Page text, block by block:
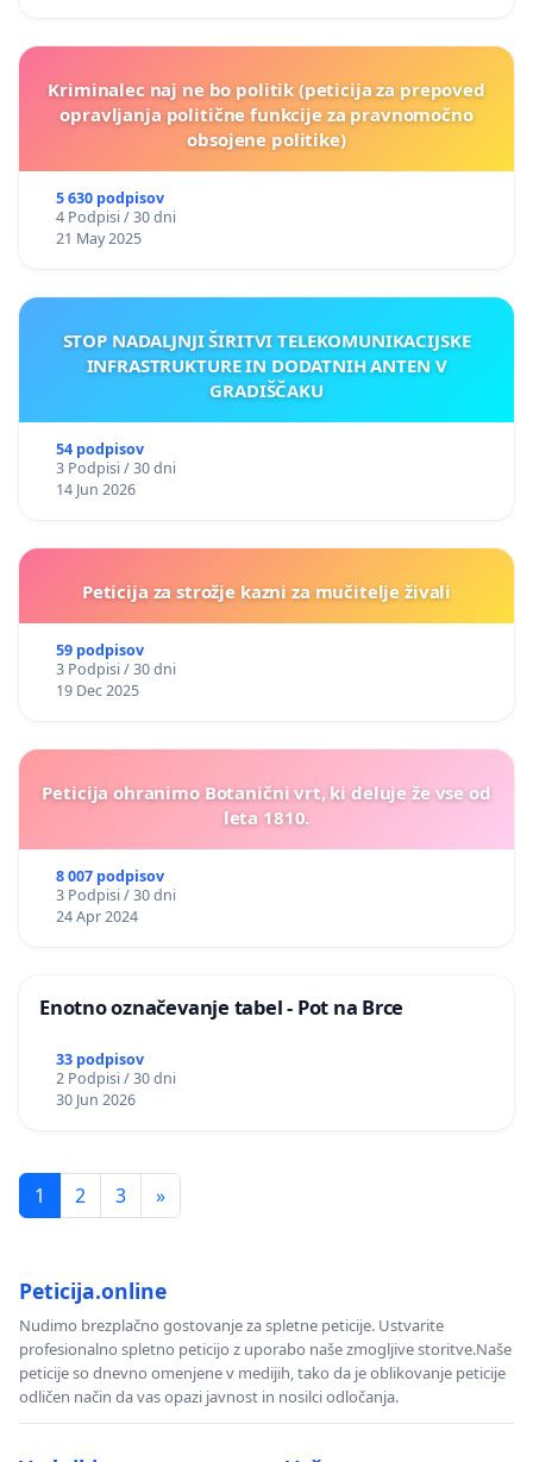
Kriminalec naj ne bo politik (peticija za prepoved
opravljanja politične funkcije za pravnomočno
obsojene politike)
5 630 podpisov
4 Podpisi / 30 dni
21 May 2025
STOP NADALJNJI ŠIRITVI TELEKOMUNIKACIJSKE
INFRASTRUKTURE IN DODATNIH ANTEN V
GRADIŠČAKU
54 podpisov
3 Podpisi / 30 dni
14 Jun 2026
Peticija za strožje kazni za mučitelje živali
59 podpisov
3 Podpisi / 30 dni
19 Dec 2025
Peticija ohranimo Botanični vrt, ki deluje že vse od
leta 1810.
8 007 podpisov
3 Podpisi / 30 dni
24 Apr 2024
Enotno označevanje tabel - Pot na Brce
33 podpisov
2 Podpisi / 30 dni
30 Jun 2026
1 2 3 »
Peticija.online
Nudimo brezplačno gostovanje za spletne peticije. Ustvarite
profesionalno spletno peticijo z uporabo naše zmogljive storitve.Naše
peticije so dnevno omenjene v medijih, tako da je oblikovanje peticije
odličen način da vas opazi javnost in nosilci odločanja.